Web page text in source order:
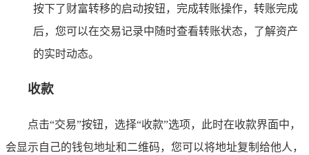
按下了财富转移的启动按钮，完成转账操作，转账完成
后，您可以在交易记录中随时查看转账状态，了解资产
的实时动态。
收款
点击“交易”按钮，选择“收款”选项，此时在收款界面中，
会显示自己的钱包地址和二维码，您可以将地址复制给他人，